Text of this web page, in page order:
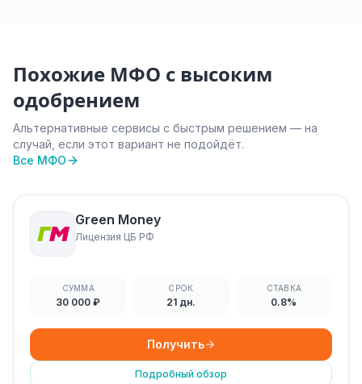
Похожие МФО с высоким
одобрением
Альтернативные сервисы с быстрым решением — на
случай, если этот вариант не подойдёт.
Все МФО
Green Money
Лицензия ЦБ РФ
СУММА
30 000 ₽
СРОК
21 дн.
СТАВКА
0.8%
Получить
Подробный обзор